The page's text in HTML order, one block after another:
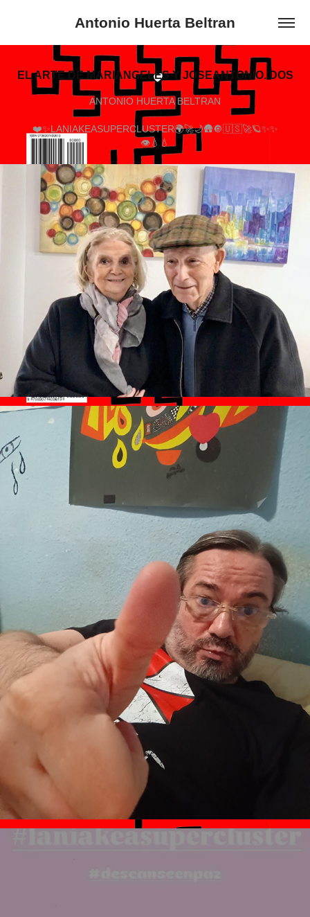
Antonio Huerta Beltran
EL ARTE DE MARIANGELES Y JOSEANTONIO. DOS
ANTONIO HUERTA BELTRAN
❤️✨LANIAKEASUPERCLUSTER🌍🚀🌙🛖🔘🇺🇸🚀🪐✨✨
👁️💧💧